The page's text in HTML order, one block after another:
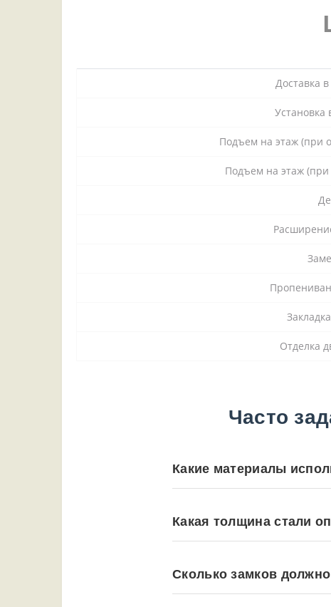
Доставка
Установка
Подъем на этаж (при
Подъем на этаж (при
Отделка
Часто
Какие материалы
Какая толщина стали
Сколько замков